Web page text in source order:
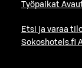
Työpaikat
Etsi ja varaa
Sokoshotels.fi